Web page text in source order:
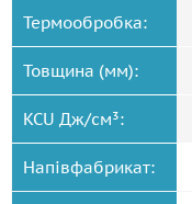
Термообробка:
Товщина (мм):
KCU Дж/см³:
Напівфабрикат: